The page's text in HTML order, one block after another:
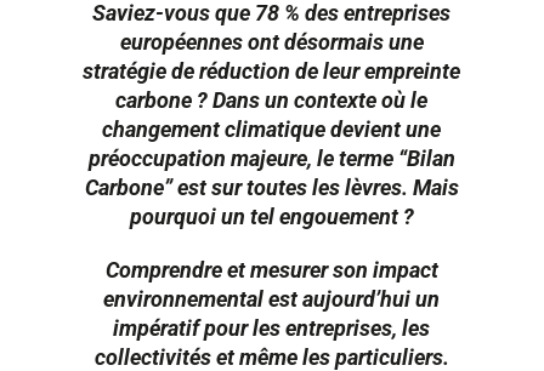
Saviez-vous que 78 % des entreprises
européennes ont désormais une
stratégie de réduction de leur empreinte
carbone ? Dans un contexte où le
changement climatique devient une
préoccupation majeure, le terme “Bilan
Carbone” est sur toutes les lèvres. Mais
pourquoi un tel engouement ?
Comprendre et mesurer son impact
environnemental est aujourd’hui un
impératif pour les entreprises, les
collectivités et même les particuliers.